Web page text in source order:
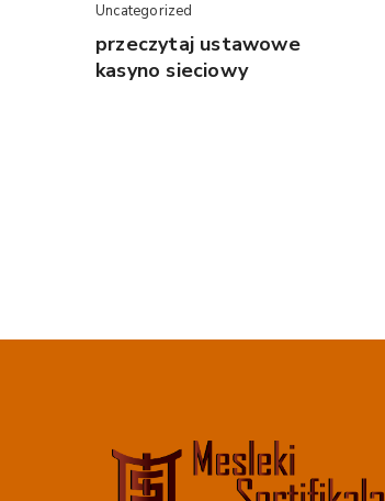
Uncategorized
przeczytaj ustawowe
kasyno sieciowy